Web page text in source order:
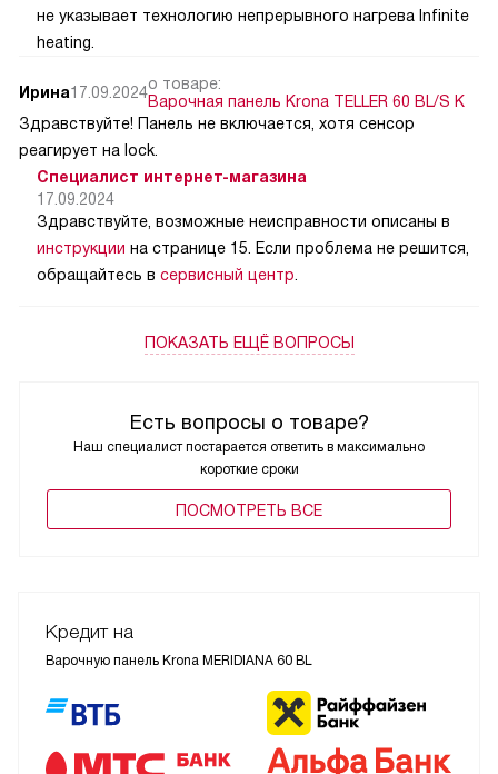
Есть вопросы о товаре?
Наш специалист постарается ответить в максимально
короткие сроки
ПОCМОТРЕТЬ ВСЕ
не указывает технологию непрерывного нагрева Infinite
heating.
Ирина17.09.2024о товаре:
Варочная панель Krona TELLER 60 BL/S K
Здравствуйте! Панель не включается, хотя сенсор
реагирует на lock.
Специалист интернет-магазина
17.09.2024
Здравствуйте, возможные неисправности описаны в
инструкции на странице 15. Если проблема не решится,
обращайтесь в сервисный центр
ПОКАЗАТЬ ЕЩЁ ВОПРОСЫ
Кредит на
Варочную панель Krona MERIDIANA 60 BL